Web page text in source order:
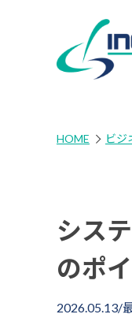
HOME ビジ
シス
のポ
2026.05.13/